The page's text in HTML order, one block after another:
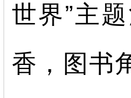
世界”主
香，图书